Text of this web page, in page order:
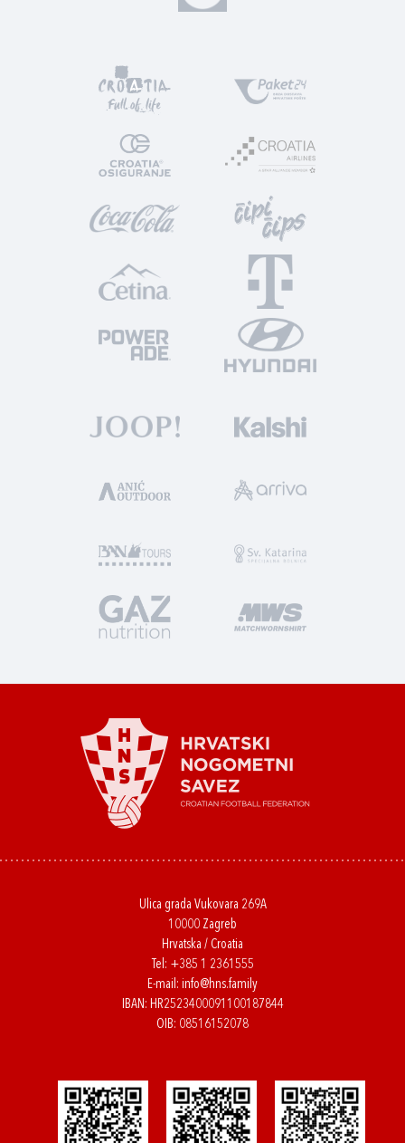
Ulica grada Vukovara 269A
10000 Zagreb
Hrvatska / Croatia
Tel: +385 1 2361555
E-mail: info@hns.family
IBAN: HR2523400091100187844
OIB: 08516152078